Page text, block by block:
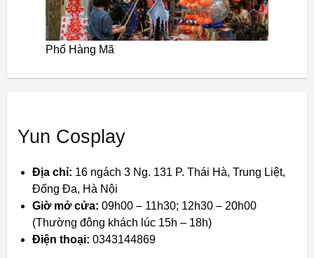
Phố Hàng Mã
Yun Cosplay
Địa chỉ: 16 ngách 3 Ng. 131 P. Thái Hà, Trung Liệt,
Đống Đa, Hà Nội
Giờ mở cửa: 09h00 – 11h30; 12h30 – 20h00
(Thường đông khách lúc 15h – 18h)
Điện thoại: 0343144869